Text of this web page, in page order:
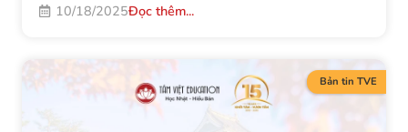
10/18/2025Đọc thêm...
Bản tin TVE